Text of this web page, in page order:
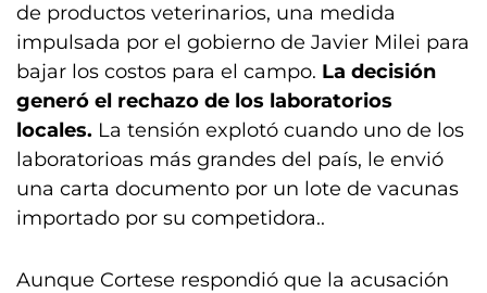
de productos veterinarios, una medida
impulsada por el gobierno de Javier Milei para
bajar los costos para el campo. La decisión
generó el rechazo de los laboratorios
locales. La tensión explotó cuando uno de los
laboratorioas más grandes del país, le envió
una carta documento por un lote de vacunas
importado por su competidora..
Aunque Cortese respondió que la acusación